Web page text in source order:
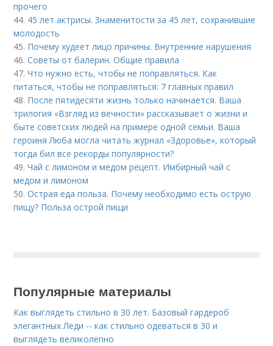
прочего
44. 45 лет актрисы. Знаменитости за 45 лет, сохранившие
молодость
45. Почему худеет лицо причины. Внутренние нарушения
46.Советы от балерин. Общие правила
47.Что нужно есть, чтобы не поправляться. Как
питаться, чтобы не поправляться: 7 главных правил
48. После пятидесяти жизнь только начинается. Ваша
трилогия «Взгляд из вечности» рассказывает о жизни и
быте советских людей на примере одной семьи. Ваша
героиня Люба могла читать журнал «Здоровье», который
тогда бил все рекорды популярности?
49.Чай с лимоном и медом рецепт. Имбирный чай с
медом и лимоном
50.Острая еда польза. Почему необходимо есть острую
пищу? Польза острой пищи
Популярные материалы
Как выглядеть стильно в 30 лет. Базовый гардероб
элегантных Леди -- как стильно одеваться в 30 и
выглядеть великолепно